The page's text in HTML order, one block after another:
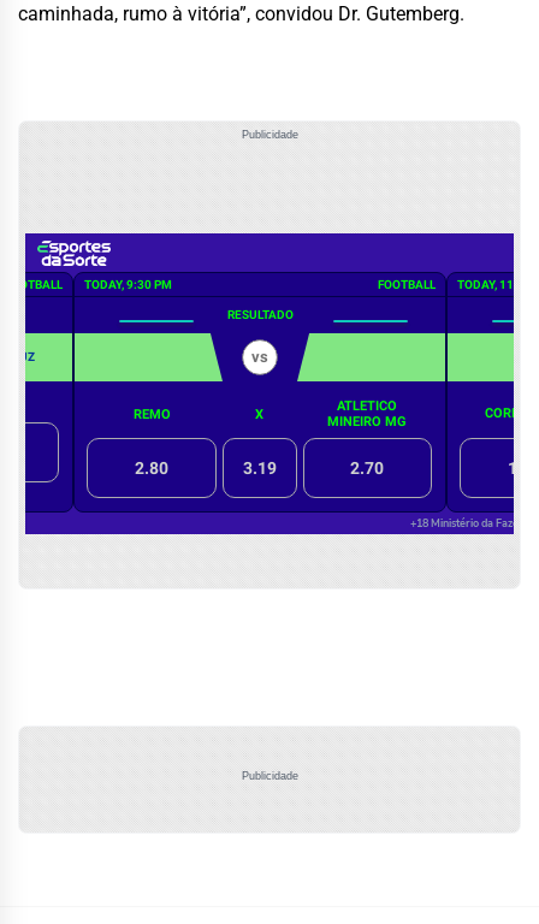
caminhada, rumo à vitória”, convidou Dr. Gutemberg.
Publicidade
Publicidade